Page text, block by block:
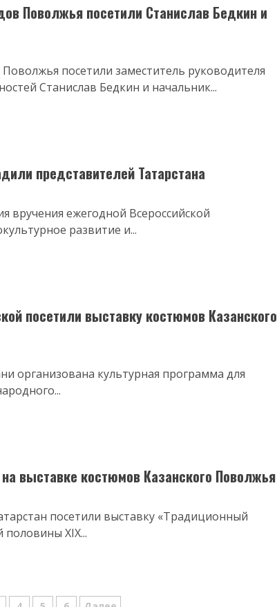
Поволжья посетили Станислав Бедкин и
посетили заместитель руководителя
Станислав Бедкин и начальник...
представителей Татарстана
вручения ежегодной Всероссийской
развитие и...
посетили выставку костюмов Казанского
организована культурная программа для
выставке костюмов Казанского Поволжья
посетили выставку «Традиционный
XIX...